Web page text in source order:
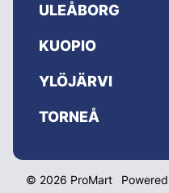
ULEÅBORG
KUOPIO
YLÖJÄRVI
TORNEÅ
© 2026 ProMart